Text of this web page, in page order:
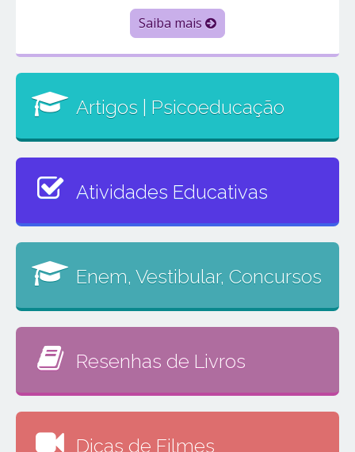
Saiba mais
Artigos | Psicoeducação
Atividades Educativas
Enem, Vestibular, Concursos
Resenhas de Livros
Dicas de Filmes